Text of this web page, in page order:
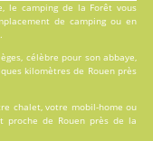
le camping de la Forêt vous
de campingou en
célèbre pour son abbaye,
kilomètres de Rouen près
chalet, votre mobil-home ou
proche de Rouen près de la